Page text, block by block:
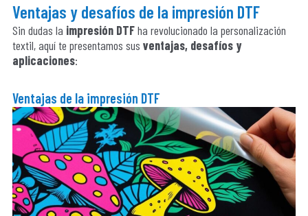
Ventajas y desafíos de la impresión DTF
Sin dudas la impresión DTFha revolucionado la personalización
textil, aquí te presentamos sus ventajas, desafíos y
aplicaciones:
Ventajas de la impresión DTF